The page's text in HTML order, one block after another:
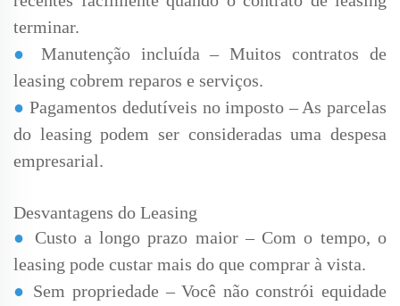
terminar.
●
Manutenção incluída – Muitos contratos de
leasing cobrem reparos e serviços.
● Pagamentos dedutíveis no imposto – As parcelas
do leasing podem ser consideradas uma despesa
empresarial.
Desvantagens do Leasing
● Custo a longo prazo maior – Com o tempo, o
leasing pode custar mais do que comprar à vista.
● Sem propriedade – Você não constrói equidade